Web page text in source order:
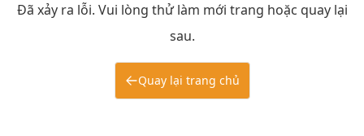
Đã xảy ra lỗi. Vui lòng thử làm mới trang hoặc quay lại
sau.
Quay lại trang chủ